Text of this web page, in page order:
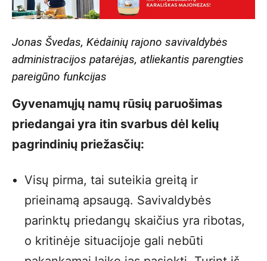
Jonas Švedas, Kėdainių rajono savivaldybės
administracijos patarėjas, atliekantis parengties
pareigūno funkcijas
Gyvenamųjų namų rūsių paruošimas
priedangai yra itin svarbus dėl kelių
pagrindinių priežasčių:
Visų pirma, tai suteikia greitą ir
prieinamą apsaugą. Savivaldybės
parinktų priedangų skaičius yra ribotas,
o kritinėje situacijoje gali nebūti